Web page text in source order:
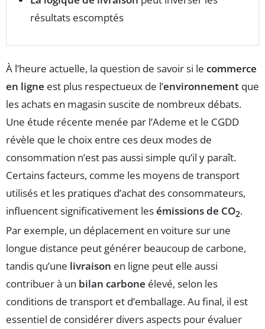
résultats escomptés
À l’heure actuelle, la question de savoir si le commerce
en ligne est plus respectueux de l’environnement que
les achats en magasin suscite de nombreux débats.
Une étude récente menée par l’Ademe et le CGDD
révèle que le choix entre ces deux modes de
consommation n’est pas aussi simple qu’il y paraît.
Certains facteurs, comme les moyens de transport
utilisés et les pratiques d’achat des consommateurs,
influencent significativement lesémissions de CO2.
Par exemple, un déplacement en voiture sur une
longue distance peut générer beaucoup de carbone,
tandis qu’une livraison en ligne peut elle aussi
contribuer à un bilan carbone élevé, selon les
conditions de transport et d’emballage. Au final, il est
essentiel de considérer divers aspects pour évaluer